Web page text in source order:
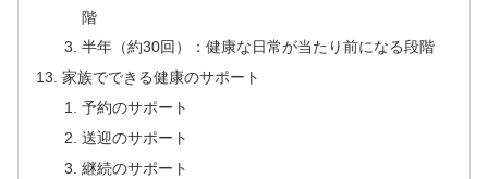
階
半年（約30回）：健康な日常が当たり前になる段階
家族でできる健康のサポート
予約のサポート
送迎のサポート
継続のサポート